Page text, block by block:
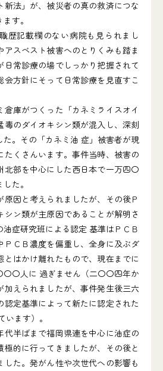
新法」が、被災者の真の救済につな
す。
歴記載欄のない病院も見られまし
アスベスト被害へのとりくみも踏ま
日常診療の場でしっかり把握されて
会方針にそって日常診療を見直すこ
庫がつくった「カネミライスオイ
毒のダイオキシン類が混入し、深刻
た。その「カネミ油 症」被害者が現
たくさんいます。事件当時、被害の
北部を中心にした西日本で一万四〇
た。
因と考えられましたが、その後Ｐ
シン類が主原因であることが解明さ
症研究班による認定 基準はＰＣＢ
ＰＣＢ濃度を偏重し、全身に及ぶダ
とはかけ離れたもので、現在までに
〇人に 過ぎません（二〇〇四年か
加えられましたが、事件発生後三六
認定基準によって新たに認定された
ます）。
半ばまで福岡県連を中心に油症の
的に行ってきましたが、その後と
した。発がん性や次世代への影響も